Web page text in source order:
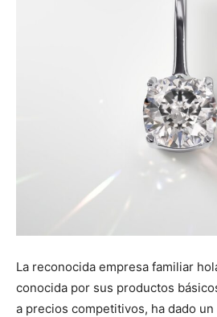
La reconocida empresa familiar
conocida por sus productos
a precios competitivos, ha dado un